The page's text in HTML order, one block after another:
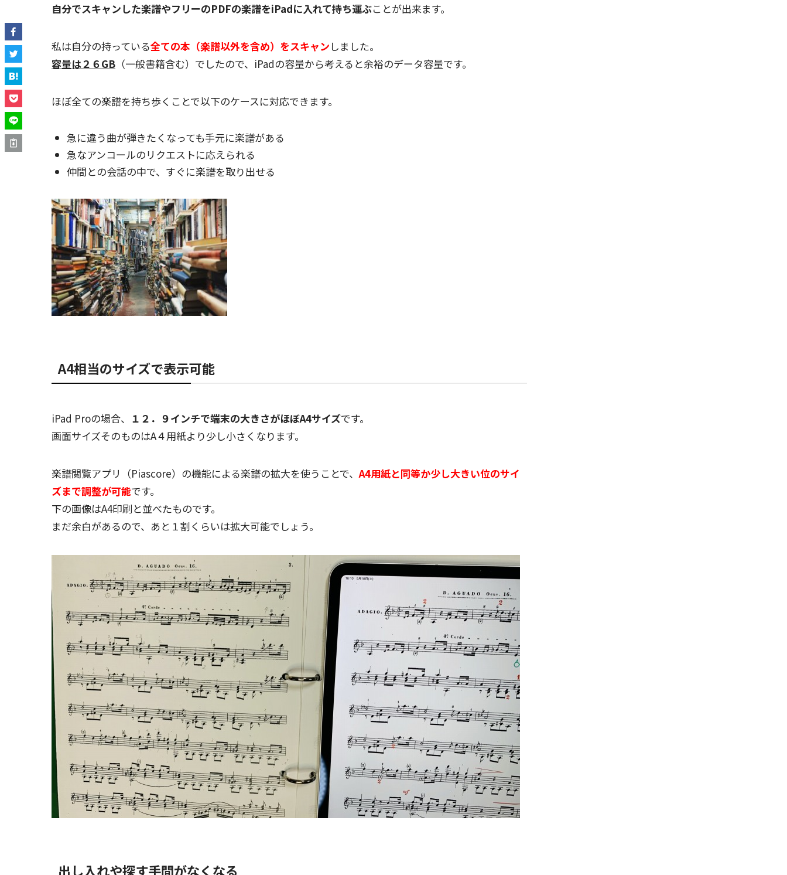
自分でスキャンした楽譜やフリーのPDFの楽譜をiPadに入れて持ち運ぶことが出来ます。
私は自分の持っている全ての本（楽譜以外を含め）をスキャン しました。
容量は２６GB （一般書籍含む）でしたので、iPadの容量から考えると余裕のデータ容量です。
ほぼ全ての楽譜を持ち歩くことで以下のケースに対応できます。
急に違う曲が弾きたくなっても手元に楽譜がある
急なアンコールのリクエストに応えられる
仲間との会話の中で、すぐに楽譜を取り出せる
A4相当のサイズで表示可能
iPad Proの場合、 １２．９インチで端末の大きさがほぼA4サイズです。
画面サイズそのものはA４用紙より少し小さくなります。
楽譜閲覧アプリ（Piascore）の機能による楽譜の拡大を使うことで、 A4用紙と同等か少し大きい位のサイ
ズまで調整が可能です。
下の画像はA4印刷と並べたものです。
まだ余白があるので、あと１割くらいは拡大可能でしょう。
出し入れや探す手間がなくなる